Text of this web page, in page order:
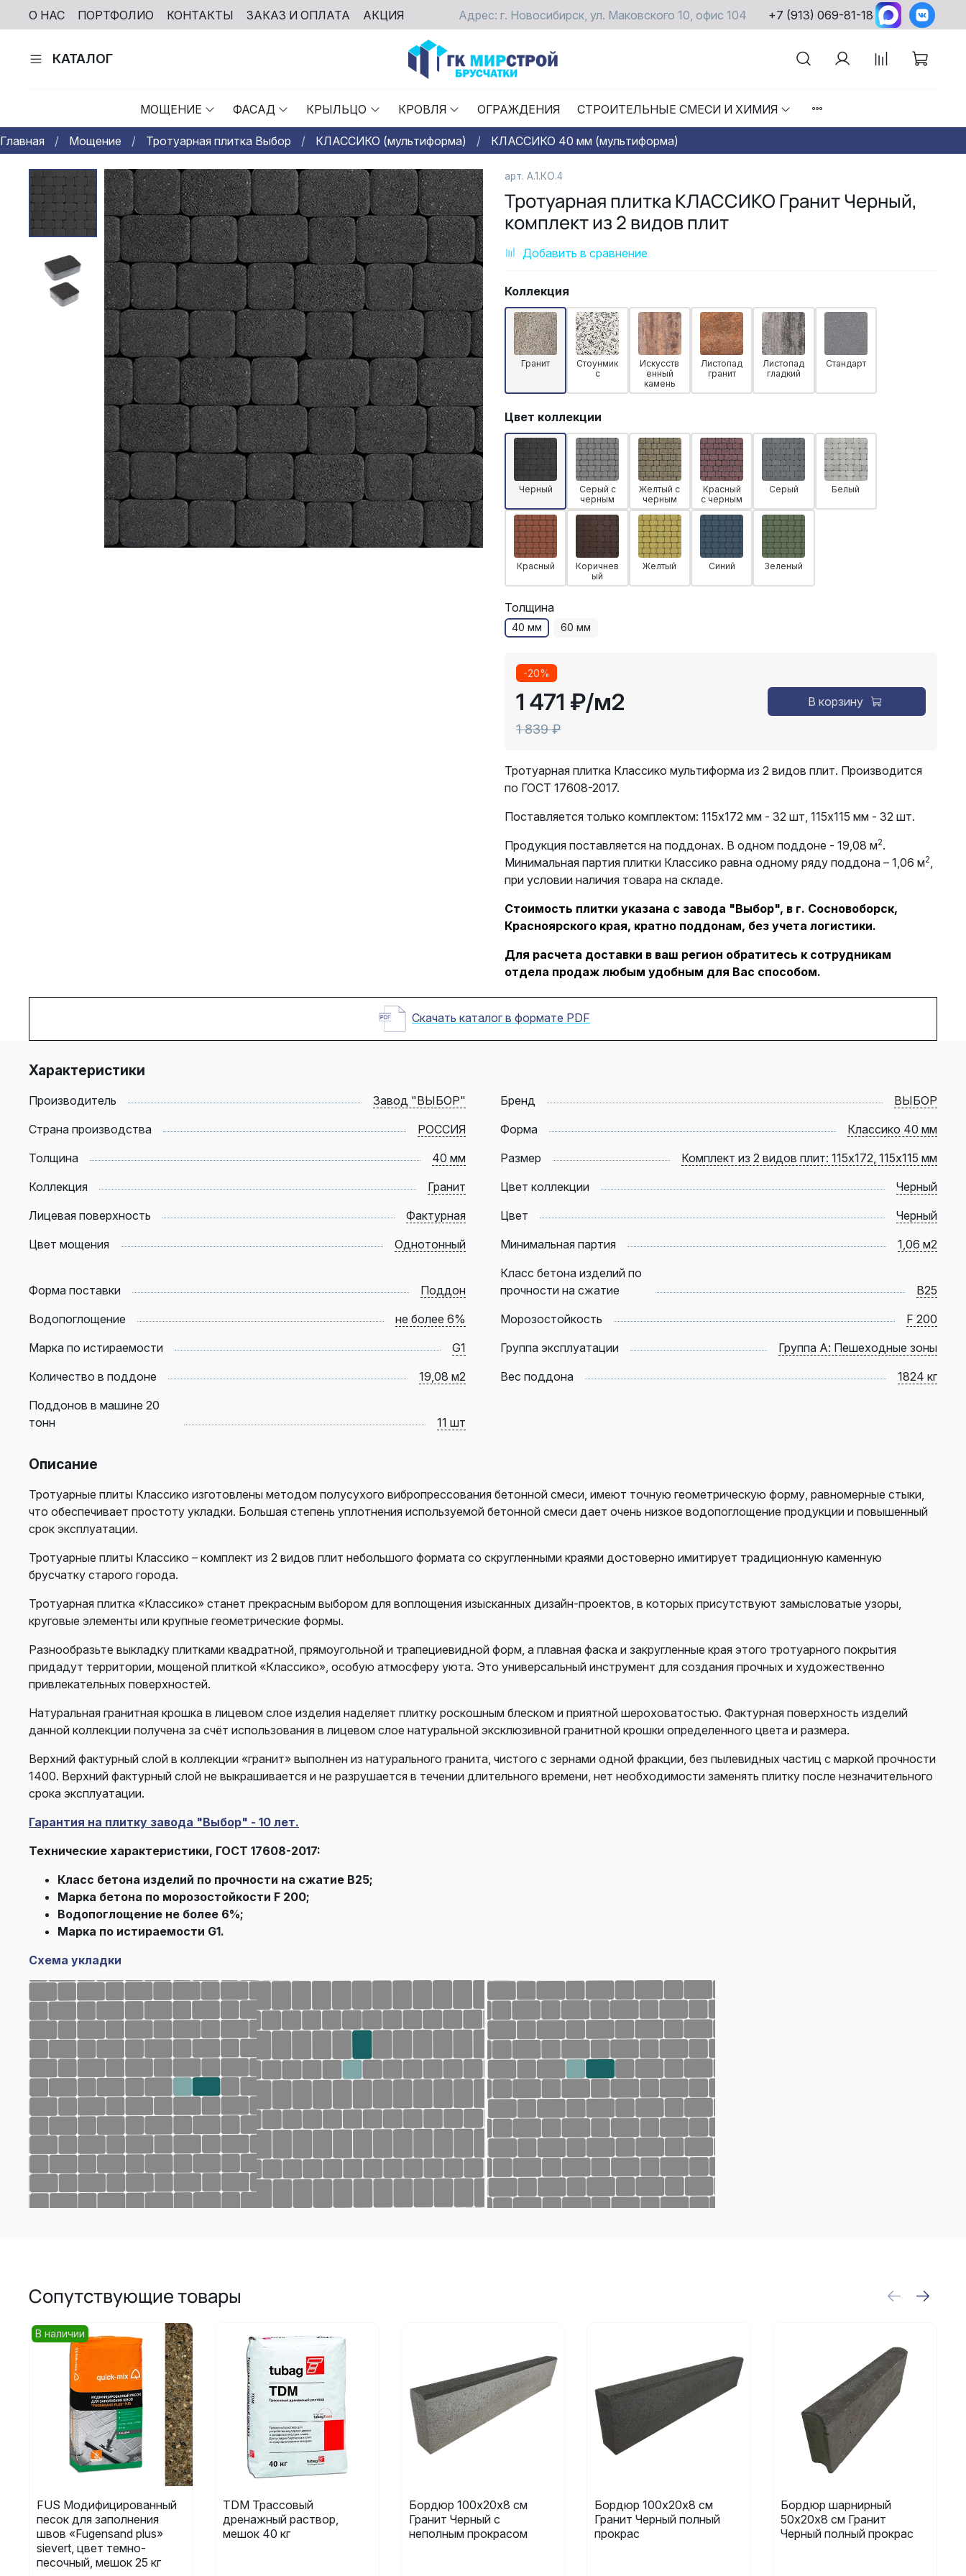
О НАС ПОРТФОЛИО КОНТАКТЫ ЗАКАЗ И ОПЛАТА АКЦИЯ Адрес: г. Новосибирск, ул. Маковского 10, офис 104 +7 (913) 069-81-18
КАТАЛОГ
МОЩЕНИЕ ФАСАД КРЫЛЬЦО КРОВЛЯ ОГРАЖДЕНИЯ СТРОИТЕЛЬНЫЕ СМЕСИ И ХИМИЯ
Главная Мощение Тротуарная плитка Выбор КЛАССИКО (мультиформа) КЛАССИКО 40 мм (мультиформа)
арт. А.1.КО.4
Тротуарная плитка КЛАССИКО Гранит Черный,
комплект из 2 видов плит
Добавить в сравнение
Коллекция
Гранит
Стоунмик
с
Искусств
енный
камень
Листопад
гранит
Листопад
гладкий
Стандарт
Цвет коллекции
Черный
Серый с
черным
Желтый с
черным
Красный
с черным
Серый Белый
Красный
Коричнев
ый
Желтый Синий Зеленый
Толщина
40 мм 60 мм
-20%
1 471 ₽/м2
1 839 ₽
В корзину
Тротуарная плитка Классико мультиформа из 2 видов плит. Производится
по ГОСТ 17608-2017.
Поставляется только комплектом: 115х172 мм - 32 шт, 115х115 мм - 32 шт.
Продукция поставляется на поддонах. В одном поддоне - 19,08 м2.
Минимальная партия плитки Классико равна одному ряду поддона – 1,06 м2,
при условии наличия товара на складе.
Стоимость плитки указана с завода "Выбор", в г. Сосновоборск,
Красноярского края, кратно поддонам, без учета логистики.
Для расчета доставки в ваш регион обратитесь к сотрудникам
отдела продаж любым удобным для Вас способом.
Скачать каталог в формате PDF
Характеристики
Производитель Завод "ВЫБОР" Бренд
ВЫБОР
Страна производства
РОССИЯ Форма
Классико 40 мм
Толщина
40 мм Размер
Комплект из 2 видов плит: 115х172, 115х115 мм
Коллекция
Гранит Цвет коллекции
Черный
Лицевая поверхность
Фактурная Цвет
Черный
Цвет мощения
Однотонный Минимальная партия 1,06 м2
Форма поставки Поддон
Класс бетона изделий по
прочности на сжатие
B25
Водопоглощение
не более 6% Морозостойкость
F 200
Марка по истираемости
G1 Группа эксплуатации
Группа А: Пешеходные зоны
Количество в поддоне
19,08 м2 Вес поддона
1824 кг
Поддонов в машине 20
тонн
11 шт
Описание
Тротуарные плиты Классико изготовлены методом полусухого вибропрессования бетонной смеси, имеют точную геометрическую форму, равномерные стыки,
что обеспечивает простоту укладки. Большая степень уплотнения используемой бетонной смеси дает очень низкое водопоглощение продукции и повышенный
срок эксплуатации.
Тротуарные плиты Классико – комплект из 2 видов плит небольшого формата со скругленными краями достоверно имитирует традиционную каменную
брусчатку старого города.
Тротуарная плитка «Классико» станет прекрасным выбором для воплощения изысканных дизайн-проектов, в которых присутствуют замысловатые узоры,
круговые элементы или крупные геометрические формы.
Разнообразьте выкладку плитками квадратной, прямоугольной и трапециевидной форм, а плавная фаска и закругленные края этого тротуарного покрытия
придадут территории, мощеной плиткой «Классико», особую атмосферу уюта. Это универсальный инструмент для создания прочных и художественно
привлекательных поверхностей.
Натуральная гранитная крошка в лицевом слое изделия наделяет плитку роскошным блеском и приятной шероховатостью. Фактурная поверхность изделий
данной коллекции получена за счёт использования в лицевом слое натуральной эксклюзивной гранитной крошки определенного цвета и размера.
Верхний фактурный слой в коллекции «гранит» выполнен из натурального гранита, чистого с зернами одной фракции, без пылевидных частиц с маркой прочности
1400. Верхний фактурный слой не выкрашивается и не разрушается в течении длительного времени, нет необходимости заменять плитку после незначительного
срока эксплуатации.
Гарантия на плитку завода "Выбор" - 10 лет.
Технические характеристики, ГОСТ 17608-2017:
Класс бетона изделий по прочности на сжатие В25;
Марка бетона по морозостойкости F 200;
Водопоглощение не более 6%;
Марка по истираемости G1.
Схема укладки
Сопутствующие товары
В наличии
FUS Модифицированный
песок для заполнения
швов «Fugensand plus»
sievert, цвет темно-
песочный, мешок 25 кг
TDM Трассовый
дренажный раствор,
мешок 40 кг
Бордюр 100х20х8 см
Гранит Черный с
неполным прокрасом
Бордюр 100х20х8 см
Гранит Черный полный
прокрас
Бордюр шарнирный
50х20х8 см Гранит
Черный полный прокрас